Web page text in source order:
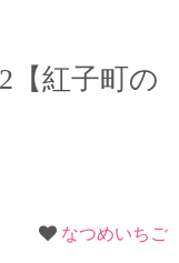
【紅子町の
なつめいちご